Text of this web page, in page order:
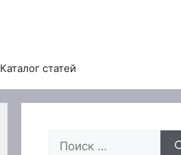
Каталог статей
Поиск: